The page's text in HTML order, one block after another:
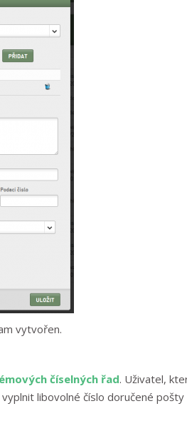
vytvořen.
číselných řad. Uživatel,
libovolné číslo doručené